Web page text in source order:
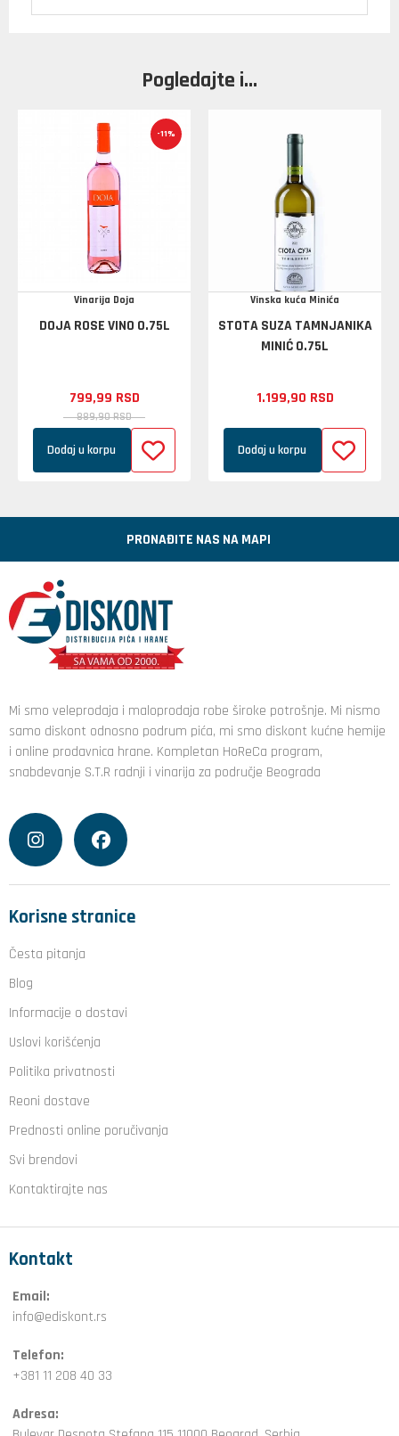
Pogledajte i...
-11%
Vinarija Doja
DOJA ROSE VINO 0.75L
889,90 RSD
799,99 RSD
Dodaj u korpu
Vinska kuća Minića
STOTA SUZA TAMNJANIKA
MINIĆ 0.75L
1.199,90 RSD
Dodaj u korpu
PRONAĐITE NAS NA MAPI
Mi smo veleprodaja i maloprodaja robe široke potrošnje. Mi nismo
samo diskont odnosno podrum pića, mi smo diskont kućne hemije
i online prodavnica hrane. Kompletan HoReCa program,
snabdevanje S.T.R radnji i vinarija za područje Beograda
Korisne stranice
Česta pitanja
Blog
Informacije o dostavi
Uslovi korišćenja
Politika privatnosti
Reoni dostave
Prednosti online poručivanja
Svi brendovi
Kontaktirajte nas
Kontakt
Email:
info@ediskont.rs
Telefon:
+381 11 208 40 33
Adresa: